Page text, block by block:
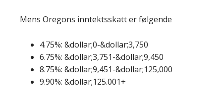
Mens Oregons inntektsskatt er følgende
4.75%: &dollar;0-&dollar;3,750
6.75%: &dollar;3,751-&dollar;9,450
8.75%: &dollar;9,451-&dollar;125,000
9.90%: &dollar;125.001+